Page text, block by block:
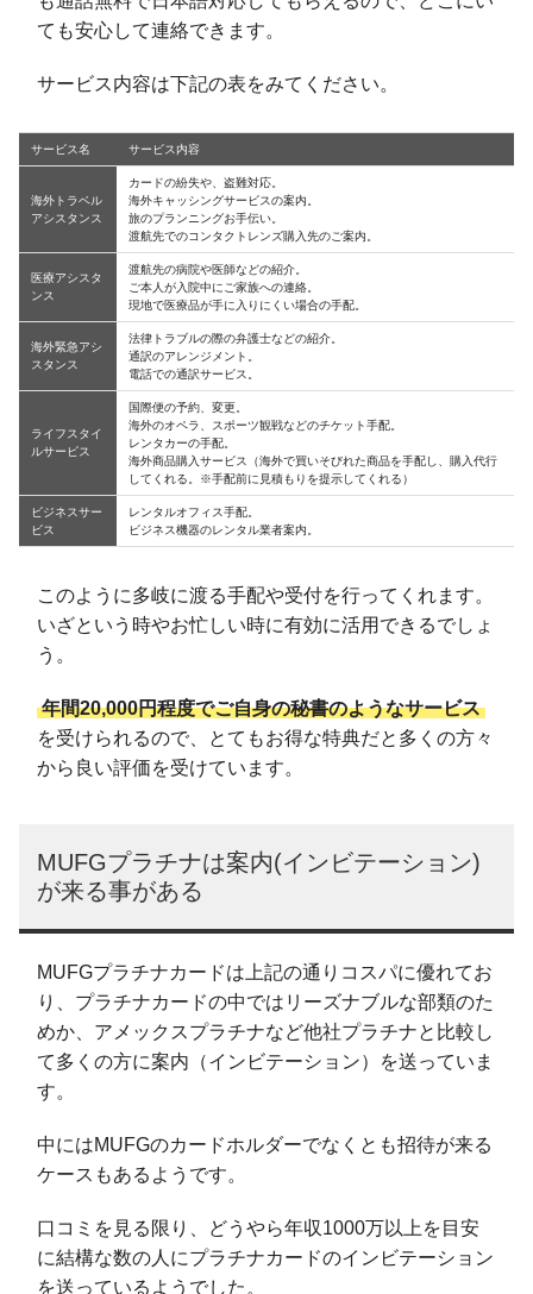
ても安心して連絡できます。
サービス内容は下記の表をみてください。
サービス名 サービス内容
海外トラベル
アシスタンス
カードの紛失や、盗難対応。
海外キャッシングサービスの案内。
旅のプランニングお手伝い。
渡航先でのコンタクトレンズ購入先のご案内。
医療アシスタ
ンス
渡航先の病院や医師などの紹介。
ご本人が入院中にご家族への連絡。
現地で医療品が手に入りにくい場合の手配。
海外緊急アシ
スタンス
法律トラブルの際の弁護士などの紹介。
通訳のアレンジメント。
電話での通訳サービス。
ライフスタイ
ルサービス
国際便の予約、変更。
海外のオペラ、スポーツ観戦などのチケット手配。
レンタカーの手配。
海外商品購入サービス（海外で買いそびれた商品を手配し、購入代行
してくれる。※手配前に見積もりを提示してくれる）
ビジネスサー
ビス
レンタルオフィス手配。
ビジネス機器のレンタル業者案内。
このように多岐に渡る手配や受付を行ってくれます。
いざという時やお忙しい時に有効に活用できるでしょ
う。
年間20,000円程度でご自身の秘書のようなサービス
を受けられるので、とてもお得な特典だと多くの方々
から良い評価を受けています。
MUFGプラチナは案内(インビテーション)
が来る事がある
MUFGプラチナカードは上記の通りコスパに優れてお
り、プラチナカードの中ではリーズナブルな部類のた
めか、アメックスプラチナなど他社プラチナと比較し
て多くの方に案内（インビテーション）を送っていま
す。
中にはMUFGのカードホルダーでなくとも招待が来る
ケースもあるようです。
口コミを見る限り、どうやら年収1000万以上を目安
に結構な数の人にプラチナカードのインビテーション
を送っているようでした。